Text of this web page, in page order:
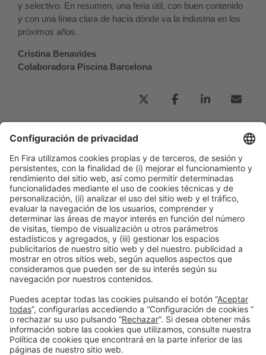
y selectivo. En resumen, una feria útil, con buen contenido
y con una línea clara de hacia dónde va la industria en los
próximos años.
Cristina Benavides
Colaboradora Piscina Barcelona
Un siglo de confianza: Hayward celebra su
centenario impulsando la transformación del
sector piscina
Información generalAviso legalPolítica de privacidad
Política de cookies
#PISCINABARCELONA